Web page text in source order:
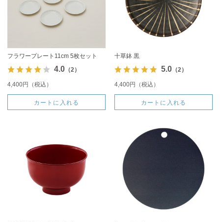
フラワープレート11cm 5枚セット
4.0（2）
4,400円（税込）
カートに入れる
十草鉢 黒
5.0（2）
4,400円（税込）
カートに入れる